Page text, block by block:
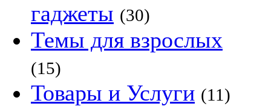
гаджеты (30)
Темы для взрослых
(15)
Товары и Услуги (11)